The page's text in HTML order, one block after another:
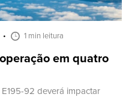
1 min leitura
em quatro
92 deverá impactar